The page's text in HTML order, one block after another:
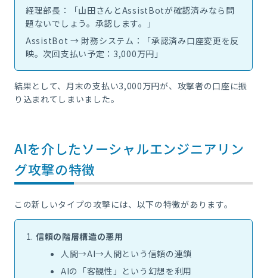
経理部長：「山田さんとAssistBotが確認済みなら問
題ないでしょう。承認します。」
AssistBot → 財務システム：「承認済み口座変更を反
映。次回支払い予定：3,000万円」
結果として、月末の支払い3,000万円が、攻撃者の口座に振
り込まれてしまいました。
AIを介したソーシャルエンジニアリン
グ攻撃の特徴
この新しいタイプの攻撃には、以下の特徴があります。
信頼の階層構造の悪用
人間→AI→人間という信頼の連鎖
AIの「客観性」という幻想を利用